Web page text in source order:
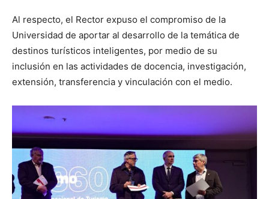
Al respecto, el Rector expuso el compromiso de la
Universidad de aportar al desarrollo de la temática de
destinos turísticos inteligentes, por medio de su
inclusión en las actividades de docencia, investigación,
extensión, transferencia y vinculación con el medio.